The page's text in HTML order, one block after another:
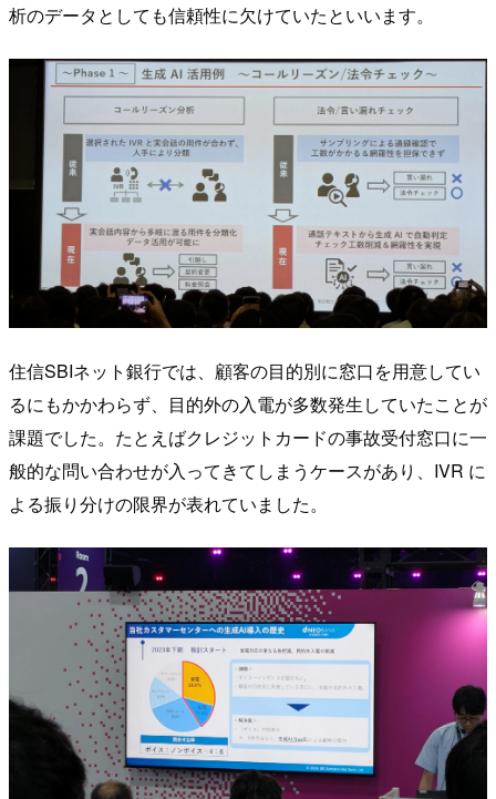
析のデータとしても信頼性に欠けていたといいます。
住信SBIネット銀行では、顧客の目的別に窓口を用意してい
るにもかかわらず、目的外の入電が多数発生していたことが
課題でした。たとえばクレジットカードの事故受付窓口に一
般的な問い合わせが入ってきてしまうケースがあり、IVR に
よる振り分けの限界が表れていました。